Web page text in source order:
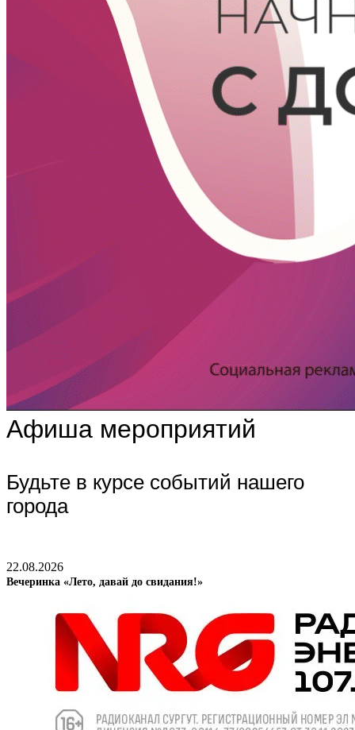
Афиша мероприятий
Будьте в курсе событий нашего
города
22.08.2026
Вечеринка «Лето, давай до свидания!»